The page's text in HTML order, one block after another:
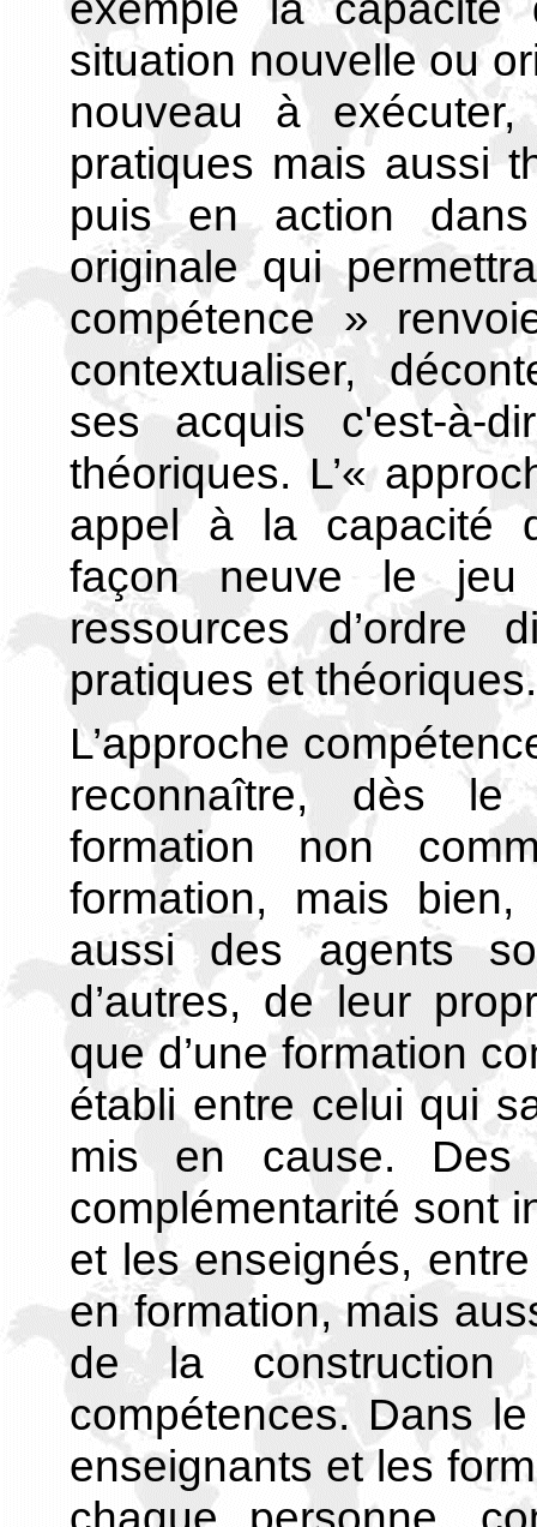
situation nouvelle ou
nouveau à
pratiques mais aussi
puis en action dans
originale qui
compétence »
contextualiser,
ses acquis c'est-à-
théoriques. L’«
appel à la capacité
façon neuve le jeu
ressources d’ordre
pratiques et théoriques.
L’approche
reconnaître, dès
formation non
formation, mais
aussi des agents
d’autres, de leur
que d’une formation
établi entre celui qui
mis en cause. Des
complémentarité sont
et les enseignés,
en formation, mais
de la construction
compétences. Dans
enseignants et les